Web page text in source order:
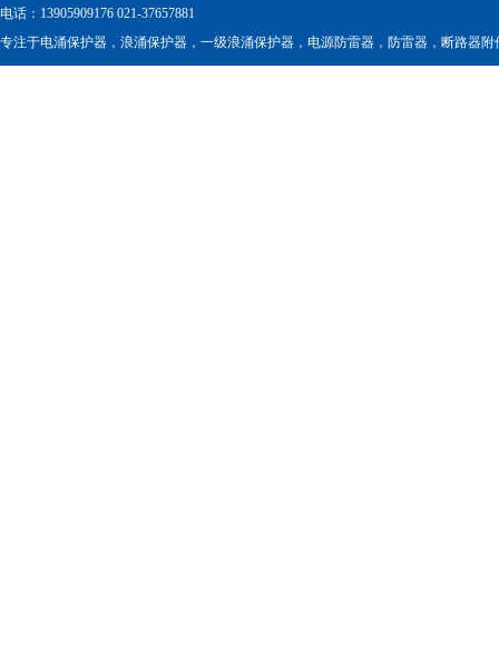
电话：13905909176 021-37657881
专注于电涌保护器 ， 浪涌保护器 ， 一级浪涌保护器 ， 电源防雷器 ， 防雷器 ， 断路器附